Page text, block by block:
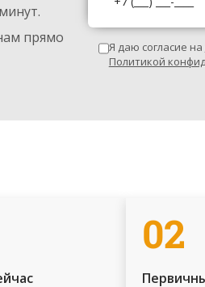
прямо
Я даю согласие на
Политикой
02